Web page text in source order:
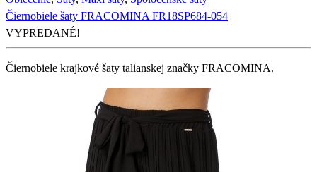
Čiernobiele šaty FRACOMINA FR18SP684-054
VYPREDANÉ!
Čiernobiele krajkové šaty talianskej značky FRACOMINA.